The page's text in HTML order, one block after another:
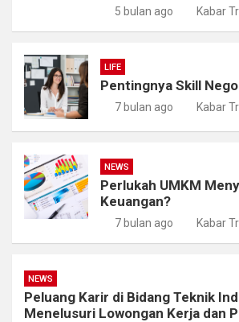
5 bulan ago Kabar
LIFE
Pentingnya Skill
7 bulan ago Kabar
NEWS
Perlukah UMKM
Keuangan?
7 bulan ago Kabar
NEWS
Peluang Karir di Bidang Teknik
Menelusuri Lowongan Kerja dan